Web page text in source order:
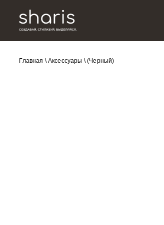
Главная \ Аксессуары \(Черный)